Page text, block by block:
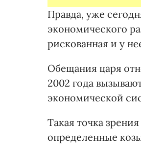
Правда, уже
экономического
рискованная и у
Обещания царя
2002 года
экономической
Такая точка
определенные